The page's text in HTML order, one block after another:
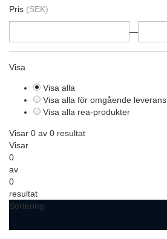
Pris (SEK)
—
Visa
Visa alla
Visa alla för omgående leverans
Visa alla rea-produkter
Visar 0 av 0 resultat
Visar
0
av
0
resultat
Sortering